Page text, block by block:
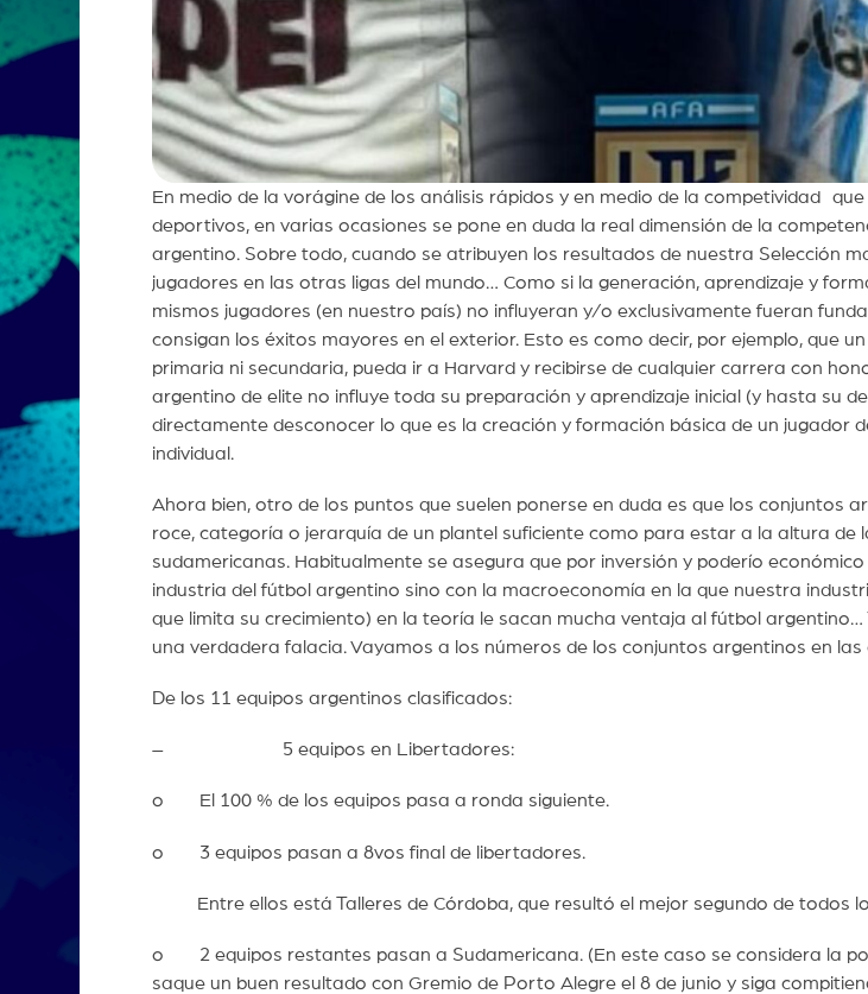
En medio de la vorágine de los análisis rápidos y en medio de la competividad
deportivos, en varias ocasiones se pone en duda la real dimensión de la
argentino. Sobre todo, cuando se atribuyen los resultados de nuestra Selección
jugadores en las otras ligas del mundo… Como si la generación, aprendizaje y
mismos jugadores (en nuestro país) no influyeran y/o exclusivamente fueran
consigan los éxitos mayores en el exterior. Esto es como decir, por ejemplo, que
primaria ni secundaria, pueda ir a Harvard y recibirse de cualquier carrera con
argentino de elite no influye toda su preparación y aprendizaje inicial (y hasta su
directamente desconocer lo que es la creación y formación básica de un jugador
individual.
Ahora bien, otro de los puntos que suelen ponerse en duda es que los conjuntos
roce, categoría o jerarquía de un plantel suficiente como para estar a la altura de
sudamericanas. Habitualmente se asegura que por inversión y poderío
industria del fútbol argentino sino con la macroeconomía en la que nuestra
que limita su crecimiento) en la teoría le sacan mucha ventaja al fútbol
una verdadera falacia. Vayamos a los números de los conjuntos argentinos en las
De los 11 equipos argentinos clasificados:
– 5 equipos en Libertadores:
o El 100 % de los equipos pasa a ronda siguiente.
o 3 equipos pasan a 8vos final de libertadores.
Entre ellos está Talleres de Córdoba, que resultó el mejor segundo de todos
o 2 equipos restantes pasan a Sudamericana. (En este caso se considera la
saque un buen resultado con Gremio de Porto Alegre el 8 de junio y siga